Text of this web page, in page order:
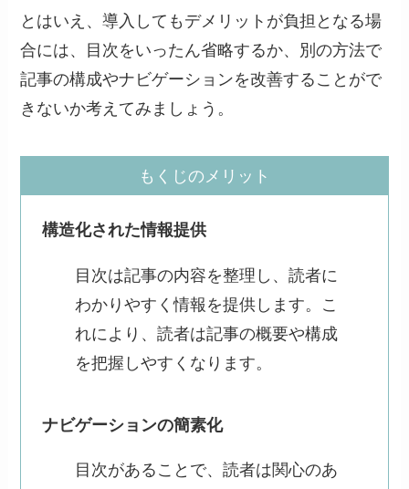
とはいえ、導入してもデメリットが負担となる場
合には、目次をいったん省略するか、別の方法で
記事の構成やナビゲーションを改善することがで
きないか考えてみましょう。
もくじのメリット
構造化された情報提供
目次は記事の内容を整理し、読者に
わかりやすく情報を提供します。こ
れにより、読者は記事の概要や構成
を把握しやすくなります。
ナビゲーションの簡素化
目次があることで、読者は関心のあ